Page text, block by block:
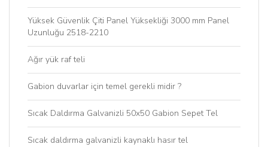
Yüksek Güvenlik Çiti Panel Yüksekliği 3000 mm Panel
Uzunluğu 2518-2210
Ağır yük raf teli
Gabion duvarlar için temel gerekli midir ?
Sıcak Daldırma Galvanizli 50x50 Gabion Sepet Tel
Sıcak daldırma galvanizli kaynaklı hasır tel